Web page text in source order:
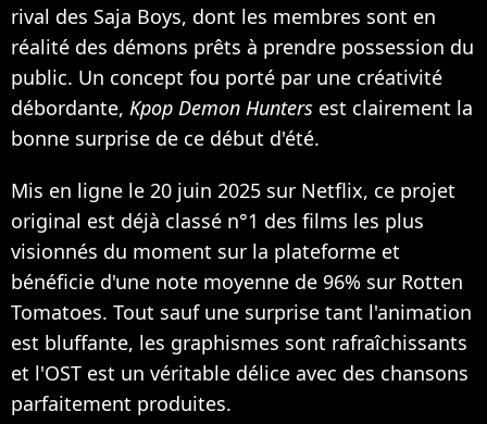
rival des Saja Boys, dont les membres sont en
réalité des démons prêts à prendre possession du
public. Un concept fou porté par une créativité
débordante, Kpop Demon Hunters est clairement la
bonne surprise de ce début d'été.
Mis en ligne le 20 juin 2025 sur Netflix, ce projet
original est déjà classé n°1 des films les plus
visionnés du moment sur la plateforme et
bénéficie d'une note moyenne de 96% sur Rotten
Tomatoes. Tout sauf une surprise tant l'animation
est bluffante, les graphismes sont rafraîchissants
et l'OST est un véritable délice avec des chansons
parfaitement produites.